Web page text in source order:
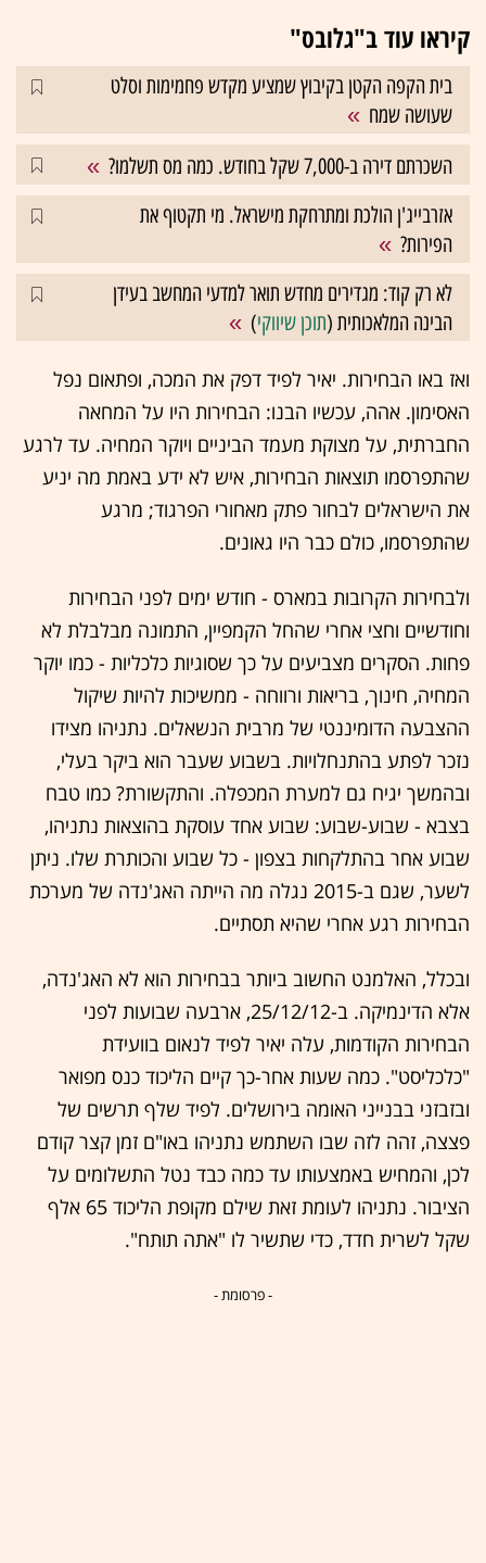
קיראו עוד ב"גלובס"
בית הקפה הקטן בקיבוץ שמציע מקדש פחמימות וסלט
שעושה שמח
השכרתם דירה ב-7,000 שקל בחודש. כמה מס תשלמו?
אזרבייג'ן הולכת ומתרחקת מישראל. מי תקטוף את
הפירות?
לא רק קוד: מגדירים מחדש תואר למדעי המחשב בעידן
הבינה המלאכותית (תוכן שיווקי)
ואז באו הבחירות. יאיר לפיד דפק את המכה, ופתאום נפל
האסימון. אהה, עכשיו הבנו: הבחירות היו על המחאה
החברתית, על מצוקת מעמד הביניים ויוקר המחיה. עד לרגע
שהתפרסמו תוצאות הבחירות, איש לא ידע באמת מה יניע
את הישראלים לבחור פתק מאחורי הפרגוד; מרגע
שהתפרסמו, כולם כבר היו גאונים.
ולבחירות הקרובות במארס - חודש ימים לפני הבחירות
וחודשיים וחצי אחרי שהחל הקמפיין, התמונה מבלבלת לא
פחות. הסקרים מצביעים על כך שסוגיות כלכליות - כמו יוקר
המחיה, חינוך, בריאות ורווחה - ממשיכות להיות שיקול
ההצבעה הדומיננטי של מרבית הנשאלים. נתניהו מצידו
נזכר לפתע בהתנחלויות. בשבוע שעבר הוא ביקר בעלי,
ובהמשך יגיח גם למערת המכפלה. והתקשורת? כמו טבח
בצבא - שבוע-שבוע: שבוע אחד עוסקת בהוצאות נתניהו,
שבוע אחר בהתלקחות בצפון - כל שבוע והכותרת שלו. ניתן
לשער, שגם ב-2015 נגלה מה הייתה האג'נדה של מערכת
הבחירות רגע אחרי שהיא תסתיים.
ובכלל, האלמנט החשוב ביותר בבחירות הוא לא האג'נדה,
אלא הדינמיקה. ב-25/12/12, ארבעה שבועות לפני
הבחירות הקודמות, עלה יאיר לפיד לנאום בוועידת
"כלכליסט". כמה שעות אחר-כך קיים הליכוד כנס מפואר
ובזבזני בבנייני האומה בירושלים. לפיד שלף תרשים של
פצצה, זהה לזה שבו השתמש נתניהו באו"ם זמן קצר קודם
לכן, והמחיש באמצעותו עד כמה כבד נטל התשלומים על
הציבור. נתניהו לעומת זאת שילם מקופת הליכוד 65 אלף
שקל לשרית חדד, כדי שתשיר לו "אתה תותח".
- פרסומת -